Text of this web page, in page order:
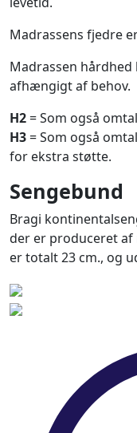
Madrassens fjedre
Madrassen
afhængigt af behov.
H2= Som også
H3= Som også
for ekstra støtte.
Sengebund
Bragi
der er produceret
er totalt 23 cm., og